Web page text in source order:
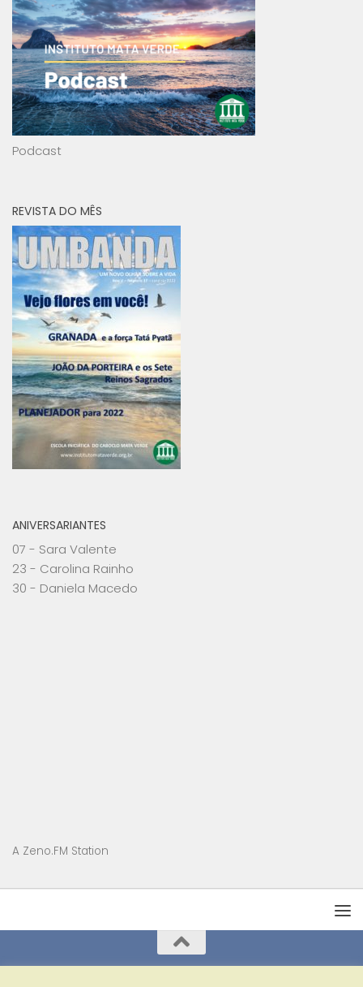
Podcast
REVISTA DO MÊS
ANIVERSARIANTES
07 - Sara Valente
23 - Carolina Rainho
30 - Daniela Macedo
A Zeno.FM Station